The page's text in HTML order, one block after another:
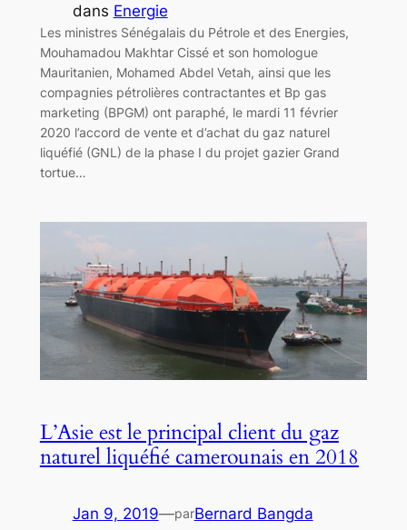
dans Energie
Les ministres Sénégalais du Pétrole et des Energies,
Mouhamadou Makhtar Cissé et son homologue
Mauritanien, Mohamed Abdel Vetah, ainsi que les
compagnies pétrolières contractantes et Bp gas
marketing (BPGM) ont paraphé, le mardi 11 février
2020 l’accord de vente et d’achat du gaz naturel
liquéfié (GNL) de la phase I du projet gazier Grand
tortue…
L’Asie est le principal client du gaz
naturel liquéfié camerounais en 2018
Jan 9, 2019—parBernard Bangda